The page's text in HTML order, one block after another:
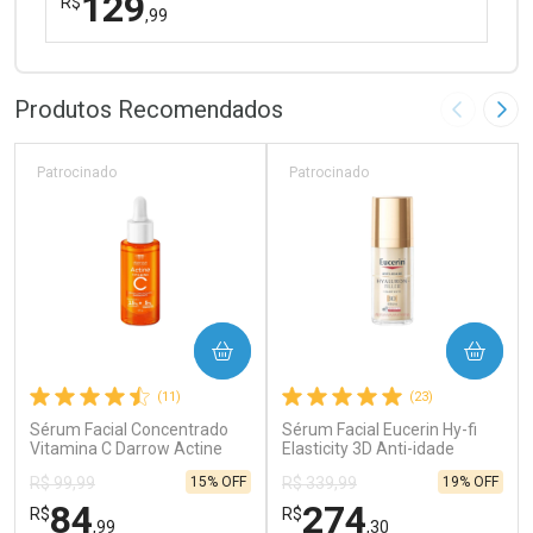
,99
Dermaclub
Ativar Desconto
Comprar sem Desconto
Por Menos
Comprar sem Desconto
Produtos Recomendados Imagem
(11)
Sérum Facial Concentrado
Vitamina C Darrow Actine
Patrocinado
R$ 99,99
R$84,99
15% OFF
COMPRAR
(23)
Sérum Facial Eucerin Hy-fi
Elasticity 3D Anti-idade
Patrocinado
R$ 339,99
R$274,30
19% OFF
COMPRAR